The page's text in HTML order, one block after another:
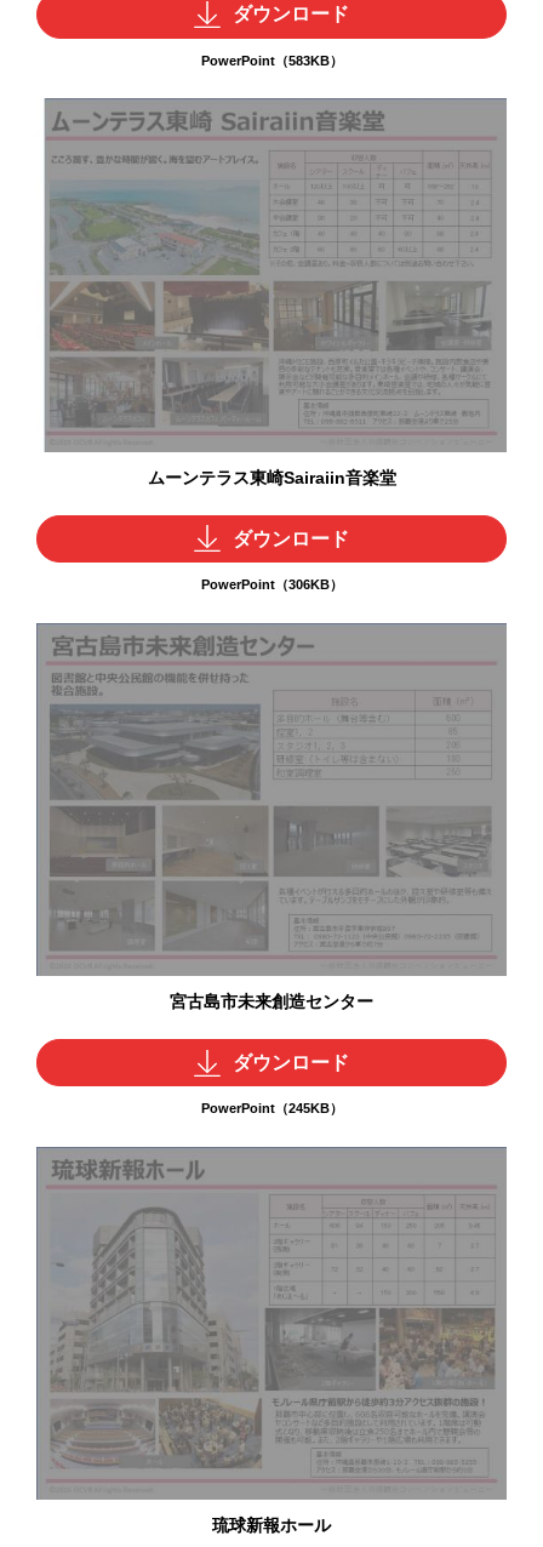
ダウンロード
PowerPoint（583KB）
ムーンテラス東崎Sairaiin音楽堂
ダウンロード
PowerPoint（306KB）
宮古島市未来創造センター
ダウンロード
PowerPoint（245KB）
琉球新報ホール